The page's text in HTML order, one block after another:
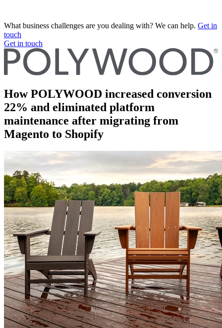
What business challenges are you dealing with? We can help. Get in
touch
Get in touch
How POLYWOOD increased conversion
22% and eliminated platform
maintenance after migrating from
Magento to Shopify